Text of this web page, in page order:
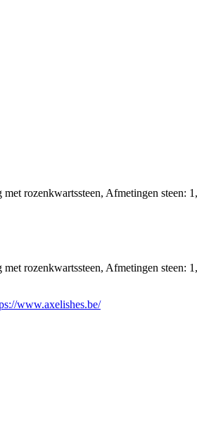
rozenkwartssteen, Afmetingen steen:
rozenkwartssteen, Afmetingen steen:
www.axelishes.be/